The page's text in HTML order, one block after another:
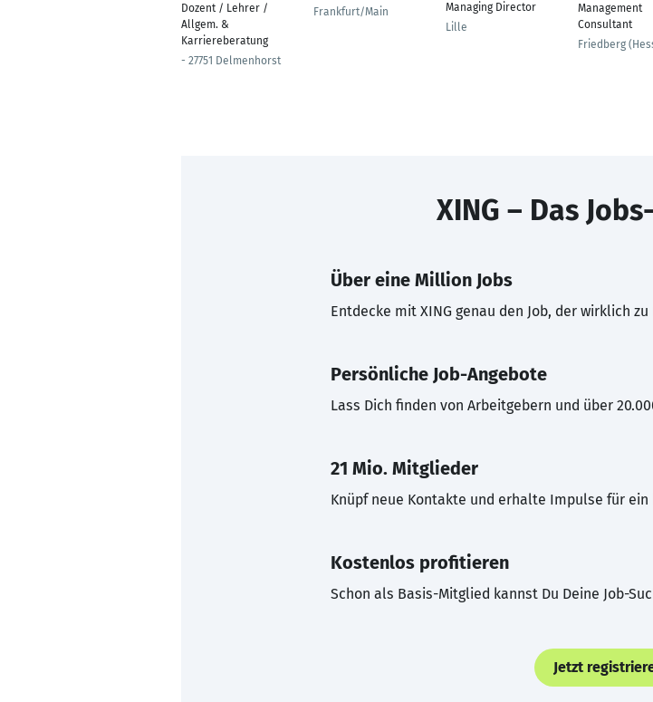
Dozent / Lehrer /
Allgem. &
Karriereberatung
- 27751 Delmenhorst
Frankfurt/Main
Managing Director
Lille
Management
Consultant
Friedberg
XING – Das
Über eine Million Jobs
Entdecke mit XING genau den Job, der wirklich zu
Persönliche Job-Angebote
Lass Dich finden von Arbeitgebern und über
21 Mio. Mitglieder
Knüpf neue Kontakte und erhalte Impulse für ein
Kostenlos profitieren
Schon als Basis-Mitglied kannst Du Deine Job-
Jetzt